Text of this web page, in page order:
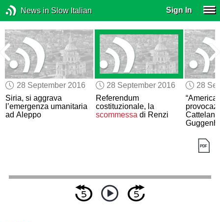
News in Slow Italian Sign In
28 September 2016
Siria, si aggrava
l’emergenza umanitaria
ad Aleppo
28 September 2016
Referendum
costituzionale, la
scommessadi Renzi
28
Cattelan,